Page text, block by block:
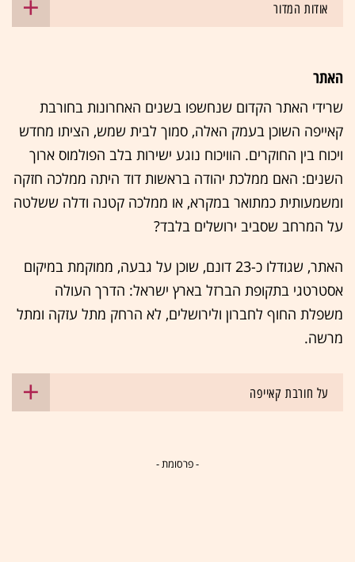
אודות המדור
האתר
שרידי האתר הקדום שנחשפו בשנים האחרונות בחורבת
קאייפה השוכן בעמק האלה, סמוך לבית שמש, הציתו מחדש
ויכוח בין החוקרים. הוויכוח נוגע ישירות בלב הפולמוס ארוך
השנים: האם ממלכת יהודה בראשות דוד היתה ממלכה חזקה
ומשמעותית כמתואר במקרא, או ממלכה קטנה ודלה ששלטה
על המרחב שסביב ירושלים בלבד?
האתר, שגודלו כ-23 דונם, שוכן על גבעה, ממוקמת במיקום
אסטרטגי בתקופת הברזל בארץ ישראל: הדרך העולה
משפלת החוף לחברון ולירושלים, לא הרחק מתל עזקה ומתל
מרשה.
על חורבת קאייפה
- פרסומת -